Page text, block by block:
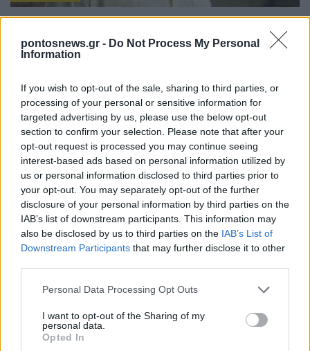
pontosnews.gr - Do Not Process My Personal
Information
If you wish to opt-out of the sale, sharing to third parties, or
processing of your personal or sensitive information for
targeted advertising by us, please use the below opt-out
section to confirm your selection. Please note that after your
opt-out request is processed you may continue seeing
interest-based ads based on personal information utilized by
us or personal information disclosed to third parties prior to
your opt-out. You may separately opt-out of the further
disclosure of your personal information by third parties on the
IAB’s list of downstream participants. This information may
also be disclosed by us to third parties on the IAB’s List of
Downstream Participants that may further disclose it to other
Please note that this website/app uses one or more Google
not limited to your visit or usage behaviour. You may click to
grant or deny consent to Google and its third-party tags to
use your data for below specified purposes in below Google
Personal Data Processing Opt Outs
I want to opt-out of the Sharing of my
personal data.
Opted In
Βίνσεντ Παστόρε: Πέθανε ο Ιταλοαμερικανός
ηθοποιός που ενσάρκωσε τον «Big Pussy»
Σπουδαία ανακάλυψη στην Άνδρο: Αρχαίο
ναυάγιο με εκατοντάδες αμφορείς στον βυθό –
Ένα ταξίδι στο εμπόριο του 5ου αιώνα π.Χ.
31/07/2026 - 10:28μμ